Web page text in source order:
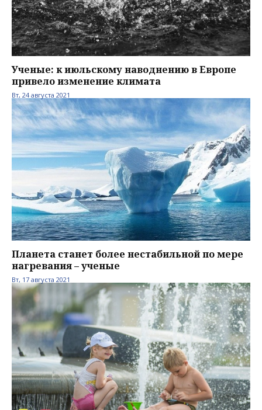
Ученые: к июльскому наводнению в Европе
привело изменение климата
Вт, 24 августа 2021
Планета станет более нестабильной по мере
нагревания – ученые
Вт, 17 августа 2021